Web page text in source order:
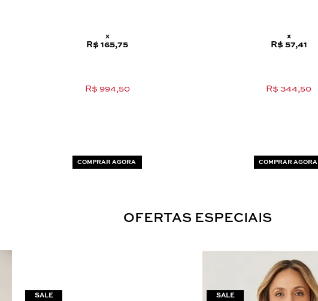
x
R$ 165,75
R$ 994,50
COMPRAR AGORA
x
R$ 57,41
R$ 344,50
COMPRAR AGORA
OFERTAS ESPECIAIS